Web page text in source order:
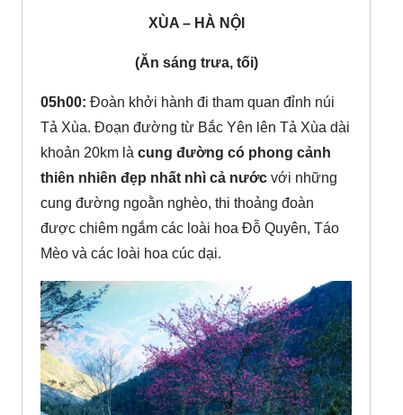
XÙA – HÀ NỘI
(Ăn sáng trưa, tối)
05h00: Đoàn khởi hành đi tham quan đỉnh núi
Tả Xùa. Đoạn đường từ Bắc Yên lên Tả Xùa dài
khoản 20km là cung đường có phong cảnh
thiên nhiên đẹp nhất nhì cả nước với những
cung đường ngoằn nghèo, thi thoảng đoàn
được chiêm ngắm các loài hoa Đỗ Quyên, Táo
Mèo và các loài hoa cúc dại.